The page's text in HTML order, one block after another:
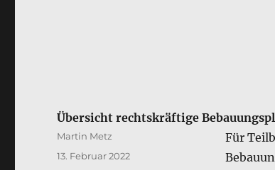
Übersicht rechtskräftige
Für
Autor
Martin Metz
Veröffentlicht
13. Februar 2022